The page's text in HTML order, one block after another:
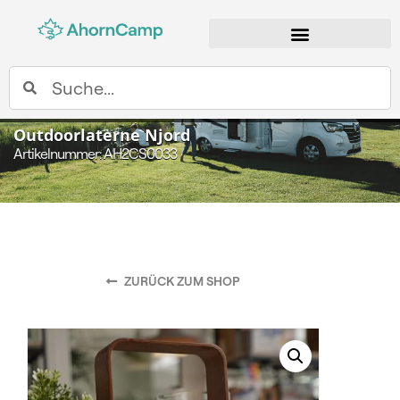
Outdoorlaterne Njord
Artikelnummer: AH2CS0033
ZURÜCK ZUM SHOP